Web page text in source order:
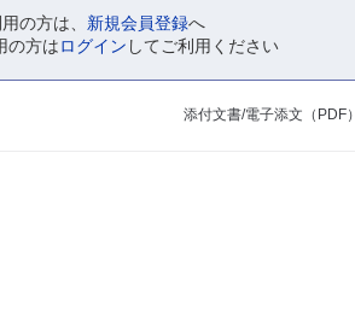
の方は、 新規会員登録へ
の方はログイン してご利用ください
添付文書/電子添文（PDF）